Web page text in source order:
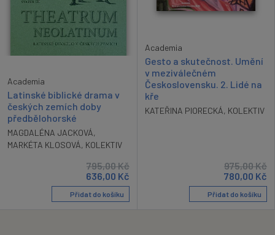
Academia
Latinské biblické drama v
českých zemích doby
předbělohorské
MAGDALÉNA JACKOVÁ,
MARKÉTA KLOSOVÁ, KOLEKTIV
795,00Kč
636,00 Kč
Přidat do košíku
Academia
Gesto a skutečnost. Umění
v meziválečném
Československu. 2. Lidé na
kře
KATEŘINA PIORECKÁ, KOLEKTIV
975,00Kč
780,00 Kč
Přidat do košíku